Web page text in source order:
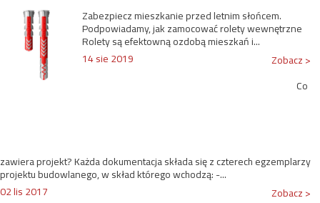
Zabezpiecz mieszkanie przed letnim słońcem.
Podpowiadamy, jak zamocować rolety wewnętrzne
Rolety są efektowną ozdobą mieszkań i...
14 sie 2019
Zobacz >
Co
zawiera projekt? Każda dokumentacja składa się z czterech egzemplarzy
projektu budowlanego, w skład którego wchodzą: -...
02 lis 2017
Zobacz >